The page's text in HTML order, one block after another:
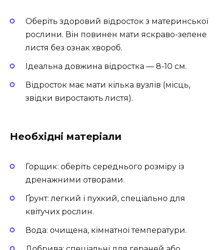
Оберіть здоровий відросток з материнської
рослини. Він повинен мати яскраво-зелене
листя без ознак хвороб.
Ідеальна довжина відростка — 8-10 см.
Відросток має мати кілька вузлів (місць,
звідки виростають листя).
Необхідні матеріали
Горщик: оберіть середнього розміру із
дренажними отворами.
Ґрунт: легкий і пухкий, спеціально для
квітучих рослин.
Вода: очищена, кімнатної температури.